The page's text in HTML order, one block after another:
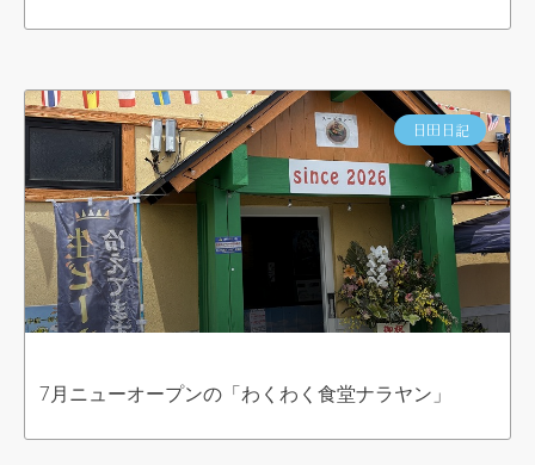
日田日記
7月ニューオープンの「わくわく食堂ナラヤン」